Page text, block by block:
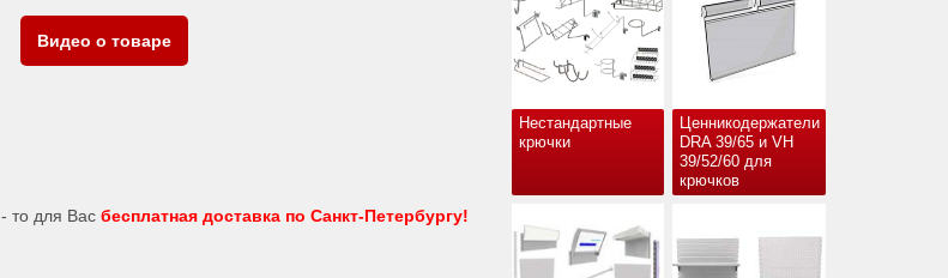
Нестандартные
крючки
Ценникодержатели
DRA 39/65 и VH
39/52/60 для
крючков
Видео о товаре
- то для Вас бесплатная доставка по Санкт-Петербургу!